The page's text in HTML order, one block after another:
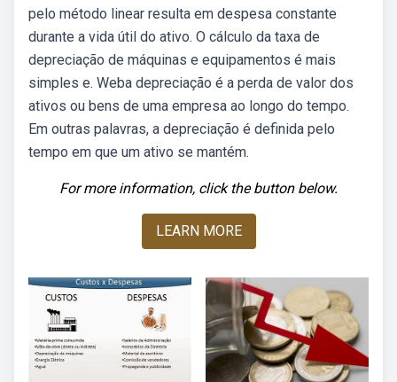
pelo método linear resulta em despesa constante
durante a vida útil do ativo. O cálculo da taxa de
depreciação de máquinas e equipamentos é mais
simples e. Weba depreciação é a perda de valor dos
ativos ou bens de uma empresa ao longo do tempo.
Em outras palavras, a depreciação é definida pelo
tempo em que um ativo se mantém.
For more information, click the button below.
LEARN MORE